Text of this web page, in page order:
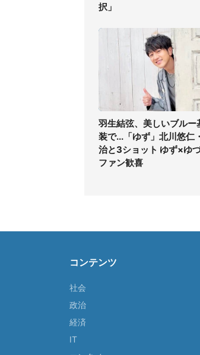
択」
羽生結弦、美しいブルー
装で...「ゆず」北川悠仁
治と3ショット ゆず×ゆ
ファン歓喜
コンテンツ
社会
政治
経済
IT